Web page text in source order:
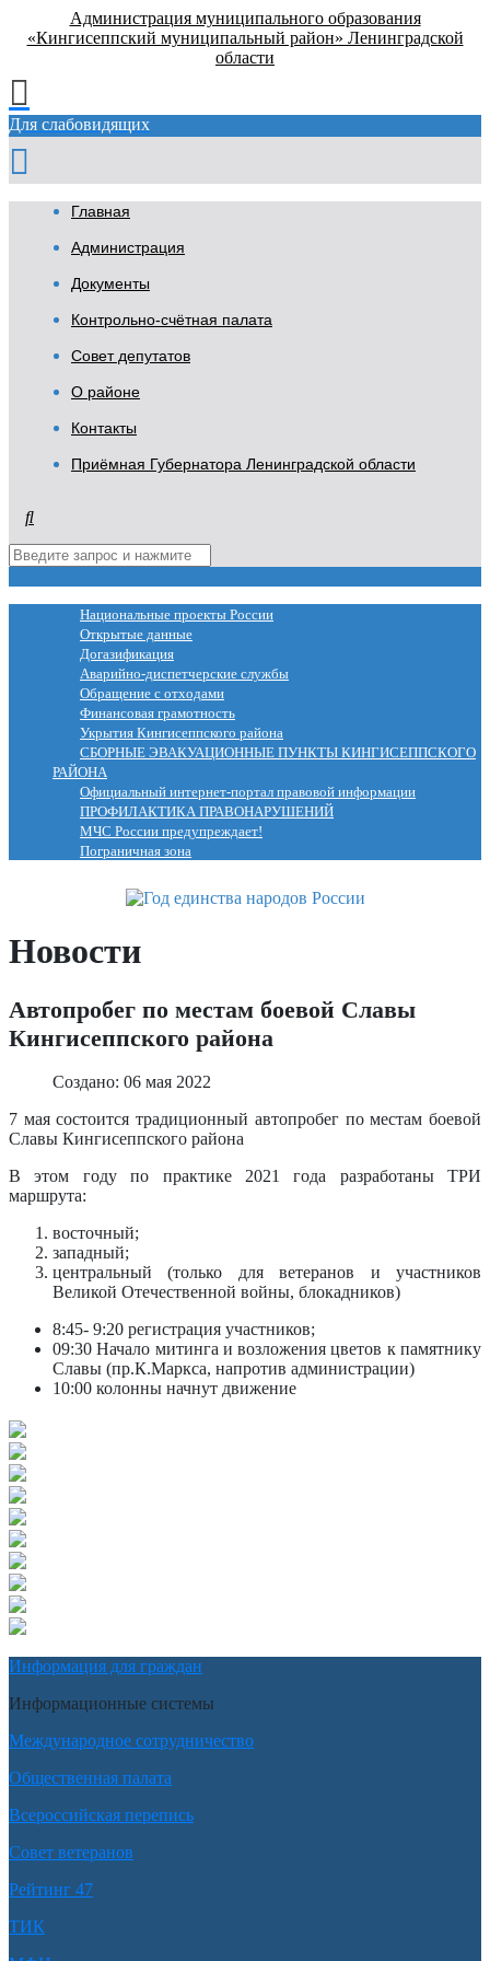
Администрация муниципального образования
«Кингисеппский муниципальный район» Ленинградской
области
Для слабовидящих
Главная
Администрация
Документы
Контрольно-счётная палата
Совет депутатов
О районе
Контакты
Приёмная Губернатора Ленинградской области
Национальные проекты России
Открытые данные
Догазификация
Аварийно-диспетчерские службы
Обращение с отходами
Финансовая грамотность
Укрытия Кингисеппского района
СБОРНЫЕ ЭВАКУАЦИОННЫЕ ПУНКТЫ КИНГИСЕППСКОГО
РАЙОНА
Официальный интернет-портал правовой информации
ПРОФИЛАКТИКА ПРАВОНАРУШЕНИЙ
МЧС России предупреждает!
Пограничная зона
Новости
Автопробег по местам боевой Славы
Кингисеппского района
Создано: 06 мая 2022
7 мая состоится традиционный автопробег по местам боевой
Славы Кингисеппского района
В этом году по практике 2021 года разработаны ТРИ
маршрута:
восточный;
западный;
центральный (только для ветеранов и участников
Великой Отечественной войны, блокадников)
8:45- 9:20 регистрация участников;
09:30 Начало митинга и возложения цветов к памятнику
Славы (пр.К.Маркса, напротив администрации)
10:00 колонны начнут движение
Информация для граждан
Информационные системы
Международное сотрудничество
Общественная палата
Всероссийская перепись
Совет ветеранов
Рейтинг 47
ТИК